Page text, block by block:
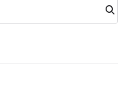
Szuka
j